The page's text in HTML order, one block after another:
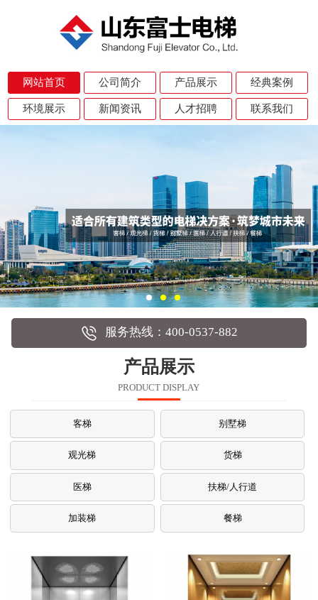
网站首页 公司简介 产品展示 经典案例
环境展示 新闻资讯 人才招聘 联系我们
服务热线：400-0537-882
产品展示
PRODUCT DISPLAY
客梯 别墅梯
观光梯 货梯
医梯 扶梯/人行道
加装梯 餐梯